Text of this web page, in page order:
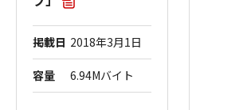
掲載日 2018年3月1日
容量 6.94Mバイト